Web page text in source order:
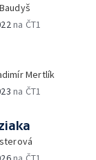
na ČT1
Mertlík
na ČT1